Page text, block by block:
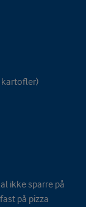
kartofler)
ikke sparre på
på pizza